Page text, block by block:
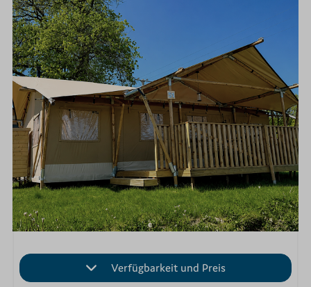
Verfügbarkeit und Preis